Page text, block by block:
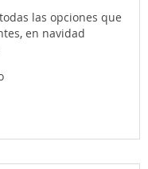
las opciones que
en navidad